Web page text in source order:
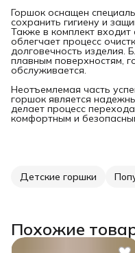
Горшок оснащен
сохранить гигиену и
Также в комплект
облегчает процесс
долговечность изделия.
плавным поверхностям,
обслуживается.
Неотъемлемая часть
горшок является
делает процесс
комфортным и
Детские горшки
Похожие